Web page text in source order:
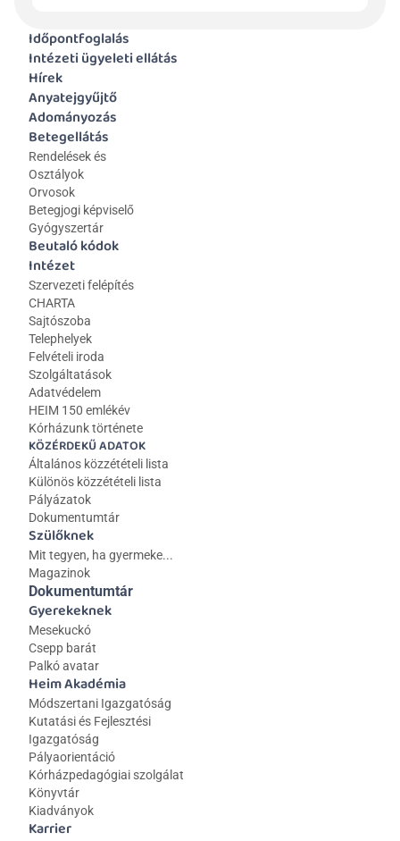
Időpontfoglalás
Intézeti ügyeleti ellátás
Hírek
Anyatejgyűjtő
Adományozás
Betegellátás
Rendelések és
Osztályok
Orvosok
Betegjogi képviselő
Gyógyszertár
Beutaló kódok
Intézet
Szervezeti felépítés
CHARTA
Sajtószoba
Telephelyek
Felvételi iroda
Szolgáltatások
Adatvédelem
HEIM 150 emlékév
Kórházunk története
KÖZÉRDEKŰ ADATOK
Általános közzétételi lista
Különös közzétételi lista
Pályázatok
Dokumentumtár
Szülőknek
Mit tegyen, ha gyermeke...
Magazinok
Gyerekeknek
Mesekuckó
Csepp barát
Palkó avatar
Heim Akadémia
Módszertani Igazgatóság
Kutatási és Fejlesztési
Igazgatóság
Pályaorientáció
Kórházpedagógiai szolgálat
Könyvtár
Kiadványok
Karrier
Dokumentumtár